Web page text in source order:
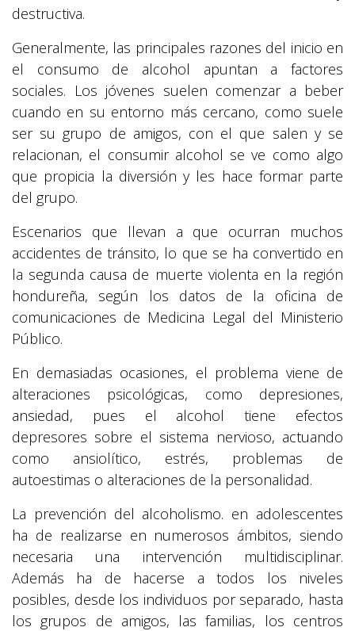
destructiva.
Generalmente, las principales razones del inicio en
el consumo de alcohol apuntan a factores
sociales. Los jóvenes suelen comenzar a beber
cuando en su entorno más cercano, como suele
ser su grupo de amigos, con el que salen y se
relacionan, el consumir alcohol se ve como algo
que propicia la diversión y les hace formar parte
del grupo.
Escenarios que llevan a que ocurran muchos
accidentes de tránsito, lo que se ha convertido en
la segunda causa de muerte violenta en la región
hondureña, según los datos de la oficina de
comunicaciones de Medicina Legal del Ministerio
Público.
En demasiadas ocasiones, el problema viene de
alteraciones psicológicas, como depresiones,
ansiedad, pues el alcohol tiene efectos
depresores sobre el sistema nervioso, actuando
como ansiolítico, estrés, problemas de
autoestimas o alteraciones de la personalidad.
La prevención del alcoholismo. en adolescentes
ha de realizarse en numerosos ámbitos, siendo
necesaria una intervención multidisciplinar.
Además ha de hacerse a todos los niveles
posibles, desde los individuos por separado, hasta
los grupos de amigos, las familias, los centros